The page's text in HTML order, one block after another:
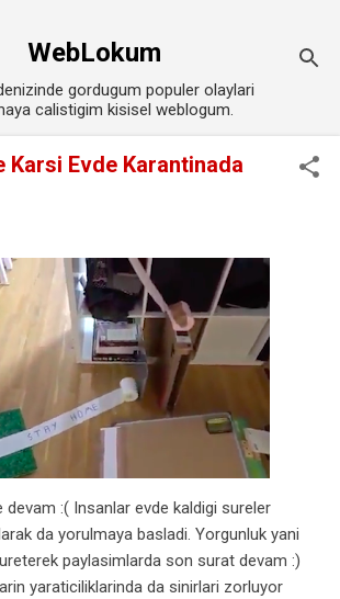
WebLokum
gordugum populer olaylari
calistigim kisisel weblogum.
Karsi Evde Karantinada
devam :( Insanlar evde kaldigi sureler
da yorulmaya basladi. Yorgunluk yani
paylasimlarda son surat devam :)
yaraticiliklarinda da sinirlari zorluyor